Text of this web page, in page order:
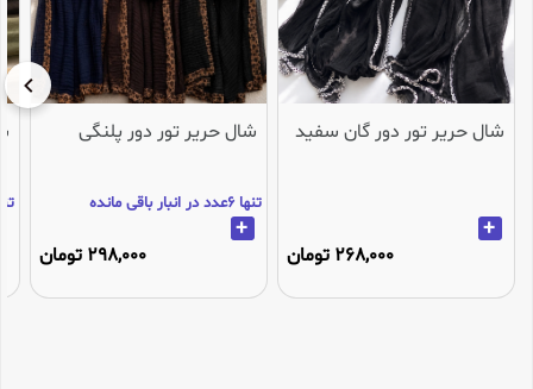
شال حریر تور دور گان سفید
+
268,000 تومان
شال حریر تور دور پلنگی
تنها 6عدد در انبار باقی مانده
+
298,000 تومان
تنها 1عدد